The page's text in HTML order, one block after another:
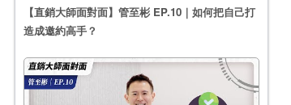
【直銷大師面對面】管至彬 EP.10｜如何把自己打
造成邀約高手？